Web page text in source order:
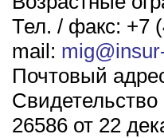
Тел. / факс: +7
mail:
Почтовый
26586 от 22